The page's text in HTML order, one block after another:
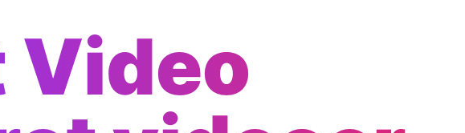
Video